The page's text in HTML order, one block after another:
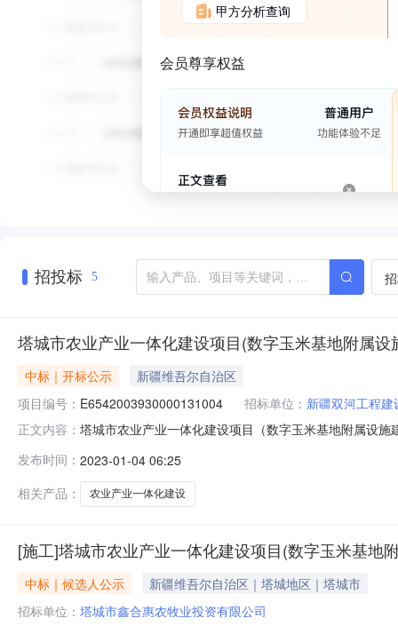
甲方分析查询
会员尊享权益
招投标 5
塔城市农业产业一体化建设项目(数字玉米基地附属
中标｜开标公示
新疆维吾尔自治区
项目编号： E6542003930000131004 招标单位： 新疆双河工程
正文内容： 塔城市农业产业一体化建设项目（数字玉米基地附属设
额:200000.00元,投标文件递交时间:未上传,投标人名称:
发布时间： 2023-01-04 06:25
相关产品：
农业产业一体化建设
[施工]塔城市农业产业一体化建设项目(数字玉米基地
中标｜候选人公示
新疆维吾尔自治区｜塔城地区｜塔城市
招标单位： 塔城市鑫合惠农牧业投资有限公司